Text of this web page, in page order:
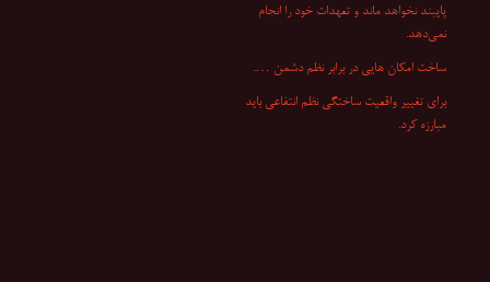
پایبند نخواهد ماند و تعهدات خود را انجام
نمی‌دهد.
ساخت امکان هایی در برابر نظم دشمن ….
برای تغییر واقعیت ساختگی نظم انتفاعی باید
مبارزه کرد.